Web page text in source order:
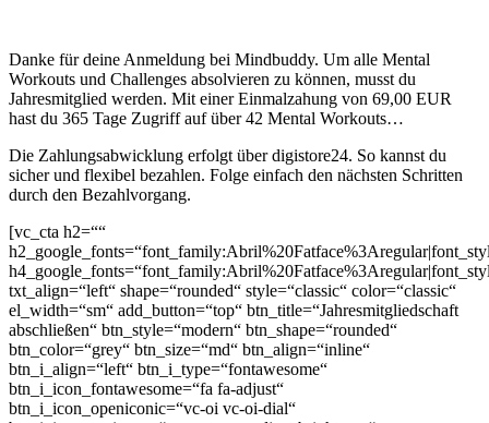
Danke für deine Anmeldung bei Mindbuddy. Um alle Mental
Workouts und Challenges absolvieren zu können, musst du
Jahresmitglied werden. Mit einer Einmalzahung von 69,00 EUR
hast du 365 Tage Zugriff auf über 42 Mental Workouts…
Die Zahlungsabwicklung erfolgt über digistore24. So kannst du
sicher und flexibel bezahlen. Folge einfach den nächsten Schritten
durch den Bezahlvorgang.
[vc_cta h2=““
txt_align=“left“ shape=“rounded“ style=“classic“ color=“classic“
el_width=“sm“ add_button=“top“ btn_title=“Jahresmitgliedschaft
abschließen“ btn_style=“modern“ btn_shape=“rounded“
btn_color=“grey“ btn_size=“md“ btn_align=“inline“
btn_i_align=“left“ btn_i_type=“fontawesome“
btn_i_icon_fontawesome=“fa fa-adjust“
btn_i_icon_openiconic=“vc-oi vc-oi-dial“